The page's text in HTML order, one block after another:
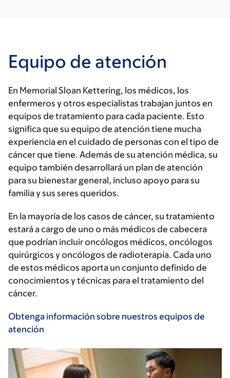
Equipo de atención
En Memorial Sloan Kettering, los médicos, los
enfermeros y otros especialistas trabajan juntos en
equipos de tratamiento para cada paciente. Esto
significa que su equipo de atención tiene mucha
experiencia en el cuidado de personas con el tipo de
cáncer que tiene. Además de su atención médica, su
equipo también desarrollará un plan de atención
para su bienestar general, incluso apoyo para su
familia y sus seres queridos.
En la mayoría de los casos de cáncer, su tratamiento
estará a cargo de uno o más médicos de cabecera
que podrían incluir oncólogos médicos, oncólogos
quirúrgicos y oncólogos de radioterapia. Cada uno
de estos médicos aporta un conjunto definido de
conocimientos y técnicas para el tratamiento del
cáncer.
Obtenga información sobre nuestros equipos de
atención